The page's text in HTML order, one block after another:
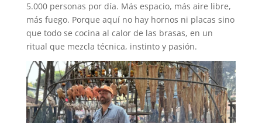
5.000 personas por día. Más espacio, más aire libre,
más fuego. Porque aquí no hay hornos ni placas sino
que todo se cocina al calor de las brasas, en un
ritual que mezcla técnica, instinto y pasión.